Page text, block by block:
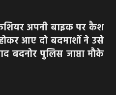
अपनी बाइक पर कैश
आए दो बदमाशों ने उसे
बदनोर पुलिस जाप्ता मौके